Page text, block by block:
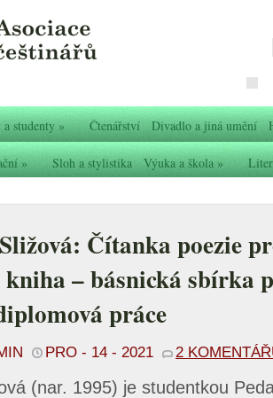
studenty» Čtenářství Divadlo a jiná umění
» Sloh a stylistika Výuka a škola»
Čítanka poezie
– básnická sbírka
práce
PRO - 14 - 2021 2
(nar. 1995) je studentkou